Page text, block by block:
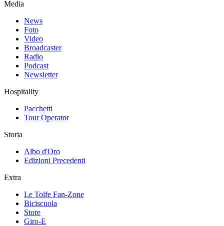
Media
News
Foto
Video
Broadcaster
Radio
Podcast
Newsletter
Hospitality
Pacchetti
Tour Operator
Storia
Albo d'Oro
Edizioni Precedenti
Extra
Le Tolfe Fan-Zone
Biciscuola
Store
Giro-E